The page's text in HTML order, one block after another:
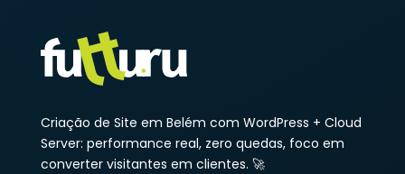
Criação de Site em Belém com WordPress + Cloud
Server: performance real, zero quedas, foco em
converter visitantes em clientes. 🚀